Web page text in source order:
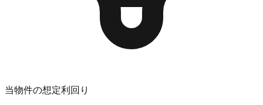
当物件の想定利回り